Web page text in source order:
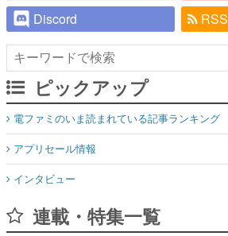
Discord
RSS
ピックアップ
電ファミのいま読まれている記事ランキング
アプリセール情報
インタビュー
連載・特集一覧